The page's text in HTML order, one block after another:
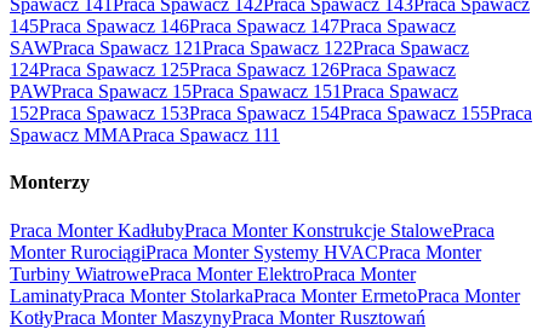
Spawacz 141Praca Spawacz 142Praca Spawacz 143Praca Spawacz
145Praca Spawacz 146Praca Spawacz 147Praca Spawacz
SAWPraca Spawacz 121Praca Spawacz 122Praca Spawacz
124Praca Spawacz 125Praca Spawacz 126Praca Spawacz
PAWPraca Spawacz 15Praca Spawacz 151Praca Spawacz
152Praca Spawacz 153Praca Spawacz 154Praca Spawacz 155Praca
Spawacz MMAPraca Spawacz 111
Monterzy
Praca Monter KadłubyPraca Monter Konstrukcje StalowePraca
Monter RurociągiPraca Monter Systemy HVACPraca Monter
Turbiny WiatrowePraca Monter ElektroPraca Monter
LaminatyPraca Monter StolarkaPraca Monter ErmetoPraca Monter
KotłyPraca Monter MaszynyPraca Monter Rusztowań